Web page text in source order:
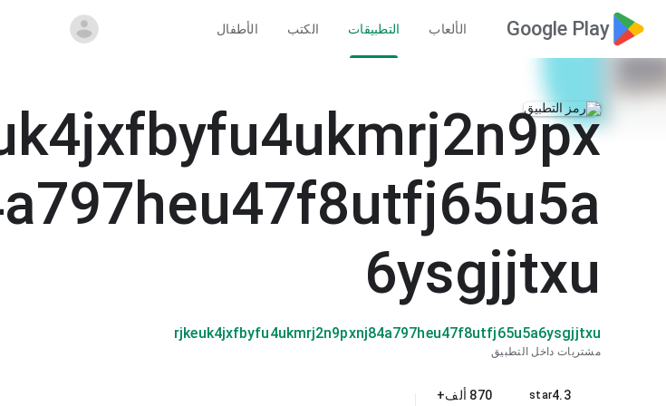
Google Play الألعاب التطبيقات الكتب الأطفال
6ysgjjtxu
rjkeuk4jxfbyfu4ukmrj2n9pxnj84a797heu47f8utfj65u5a6ysgjjtxu
مشتريات داخل التطبيق
4.3
star
870 ألف+